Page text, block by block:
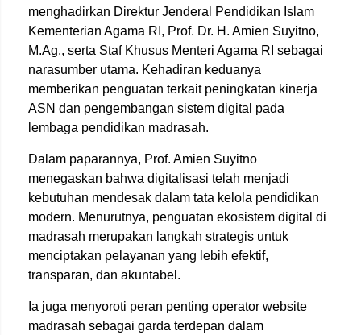
menghadirkan Direktur Jenderal Pendidikan Islam
Kementerian Agama RI, Prof. Dr. H. Amien Suyitno,
M.Ag., serta Staf Khusus Menteri Agama RI sebagai
narasumber utama. Kehadiran keduanya
memberikan penguatan terkait peningkatan kinerja
ASN dan pengembangan sistem digital pada
lembaga pendidikan madrasah.
Dalam paparannya, Prof. Amien Suyitno
menegaskan bahwa digitalisasi telah menjadi
kebutuhan mendesak dalam tata kelola pendidikan
modern. Menurutnya, penguatan ekosistem digital di
madrasah merupakan langkah strategis untuk
menciptakan pelayanan yang lebih efektif,
transparan, dan akuntabel.
Ia juga menyoroti peran penting operator website
madrasah sebagai garda terdepan dalam